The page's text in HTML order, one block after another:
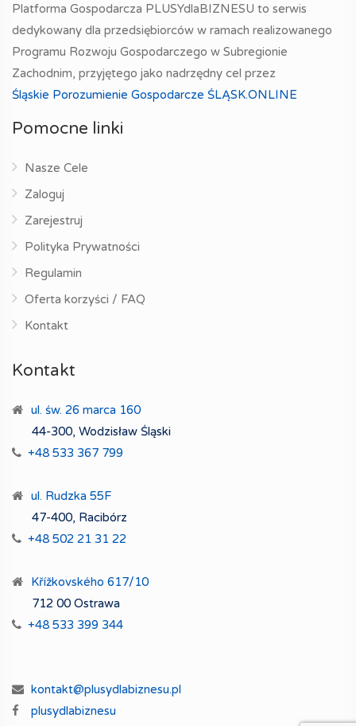
Platforma Gospodarcza PLUSYdlaBIZNESU to serwis
dedykowany dla przedsiębiorców w ramach realizowanego
Programu Rozwoju Gospodarczego w Subregionie
Zachodnim, przyjętego jako nadrzędny cel przez
Śląskie Porozumienie Gospodarcze ŚLĄSK.ONLINE
Pomocne linki
Nasze Cele
Zaloguj
Zarejestruj
Polityka Prywatności
Regulamin
Oferta korzyści / FAQ
Kontakt
Kontakt
ul. św. 26 marca 160
44-300, Wodzisław Śląski
+48 533 367 799
ul. Rudzka 55F
47-400, Racibórz
+48 502 21 31 22
Křížkovského 617/10
712 00 Ostrawa
+48 533 399 344
kontakt@plusydlabiznesu.pl
plusydlabiznesu